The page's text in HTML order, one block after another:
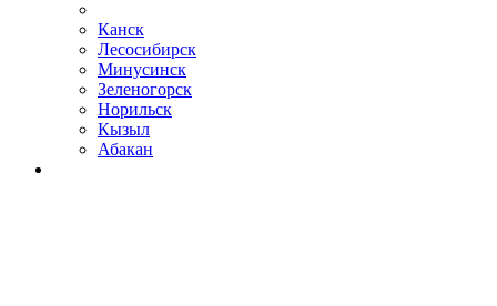
Канск
Лесосибирск
Минусинск
Зеленогорск
Норильск
Кызыл
Абакан